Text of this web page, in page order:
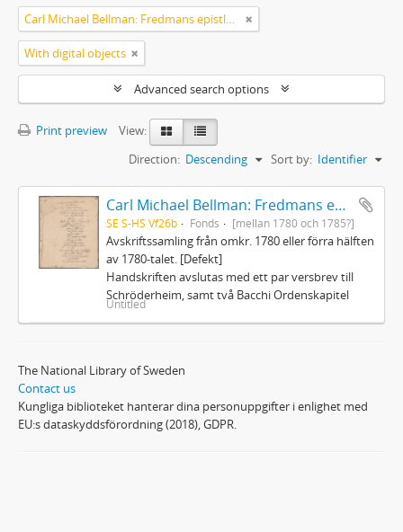
Carl Michael Bellman: Fredmans epistlar och sånger m.fl. Bellman-texter
With digital objects
Advanced search options
Print preview
View:
Sort by: Identifier
Direction: Descending
Carl Michael Bellman: Fredmans epistlar och sånger m.fl. Bellman-texter
SE S-HS Vf26b Fonds [mellan 1780 och 1785?]
Avskriftssamling från omkr. 1780 eller förra hälften
av 1780-talet. [Defekt]
Handskriften avslutas med ett par versbrev till
Schröderheim, samt två Bacchi Ordenskapitel
Untitled
The National Library of Sweden
Contact us
Kungliga biblioteket hanterar dina personuppgifter i enlighet med
EU:s dataskyddsförordning (2018), GDPR.